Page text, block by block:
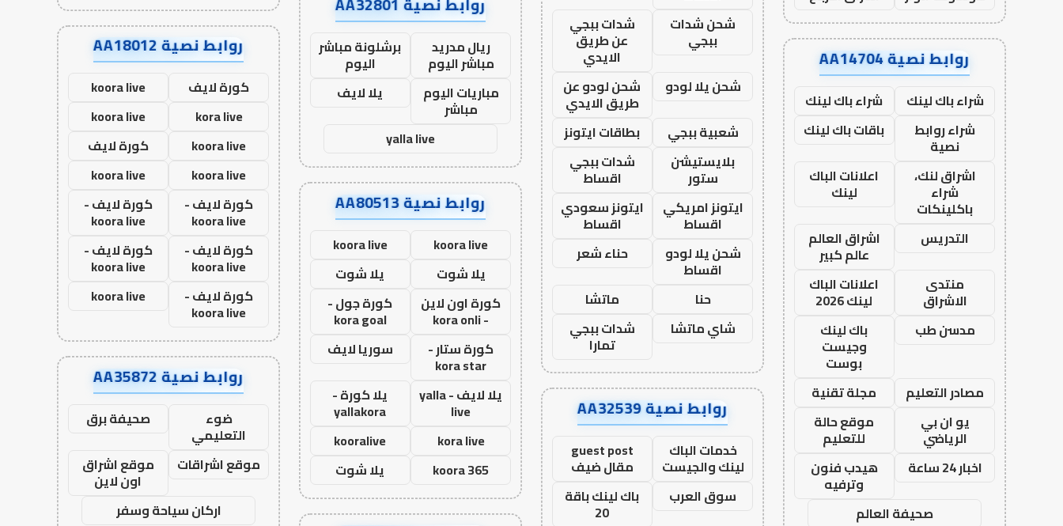
روابط نصية AA14704
شراء باك لينك
شراء باك لينك
شراء روابط
نصية
باقات باك لينك
اشراق لنك،
شراء
باكلينكات
اعلانات الباك
لينك
التدريس
اشراق العالم
عالم كبير
منتدى
الاشراق
اعلانات الباك
لينك 2026
مدسن طب
باك لينك
وجيست
بوست
مصادر التعليم
مجلة تقنية
يو ان بي
الرياضي
موقع حالة
للتعليم
اخبار 24 ساعة
هيدب فنون
وترفيه
صحيفة العالم
شحن شدات
ببجي
شدات ببجي
عن طريق
الايدي
شحن يلا لودو
شحن لودو عن
طريق الايدي
شعبية ببجي
بطاقات ايتونز
بلايستيشن
ستور
شدات ببجي
اقساط
ايتونز امريكي
اقساط
ايتونز سعودي
اقساط
شحن يلا لودو
اقساط
حناء شعر
حنا
ماتشا
شاي ماتشا
شدات ببجي
تمارا
روابط نصية AA32539
خدمات الباك
لينك والجيست
guest post
مقال ضيف
سوق العرب
باك لينك باقة
20
ريال مدريد
مباشر اليوم
برشلونة مباشر
اليوم
مباريات اليوم
مباشر
يلا لايف
yalla live
روابط نصية AA80513
koora live
koora live
يلا شوت
يلا شوت
كورة اون لاين
- kora onli
كورة جول -
kora goal
كورة ستار -
kora star
سوريا لايف
يلا لايف - yalla
live
يلا كورة -
yallakora
kora live
kooralive
koora 365
يلا شوت
روابط نصية AA18012
كورة لايف
koora live
kora live
koora live
koora live
كورة لايف
koora live
koora live
كورة لايف -
koora live
كورة لايف -
koora live
كورة لايف -
koora live
كورة لايف -
koora live
كورة لايف -
koora live
koora live
روابط نصية AA35872
ضوء
التعليمي
صحيفة برق
موقع اشراقات
موقع اشراق
اون لاين
اركان سياحة وسفر